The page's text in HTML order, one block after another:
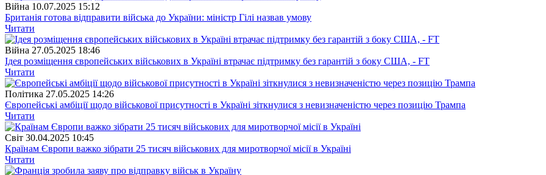
Війна 10.07.2025 15:12
Британія готова відправити війська до України: міністр Гілі назвав умову
Читати
Війна 27.05.2025 18:46
Ідея розміщення європейських військових в Україні втрачає підтримку без гарантій з боку США, - FT
Читати
Полiтика 27.05.2025 14:26
Європейські амбіції щодо військової присутності в Україні зіткнулися з невизначеністю через позицію Трампа
Читати
Свiт 30.04.2025 10:45
Країнам Європи важко зібрати 25 тисяч військових для миротворчої місії в Україні
Читати